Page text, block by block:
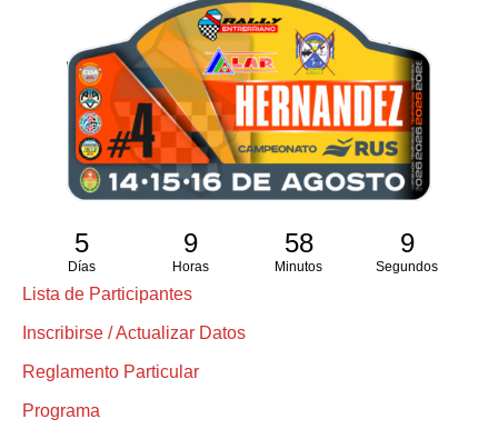
5
Días
9
Horas
58
Minutos
8
Segundos
Lista de Participantes
Inscribirse / Actualizar Datos
Reglamento Particular
Programa